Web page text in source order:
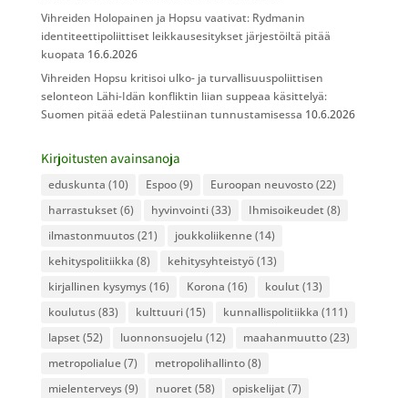
Vihreiden Holopainen ja Hopsu vaativat: Rydmanin
identiteettipoliittiset leikkausesitykset järjestöiltä pitää
kuopata 16.6.2026
Vihreiden Hopsu kritisoi ulko- ja turvallisuuspoliittisen
selonteon Lähi-Idän konfliktin liian suppeaa käsittelyä:
Suomen pitää edetä Palestiinan tunnustamisessa 10.6.2026
Kirjoitusten avainsanoja
eduskunta (10) Espoo(9) Euroopan neuvosto(22)
harrastukset (6) hyvinvointi(33) Ihmisoikeudet (8)
ilmastonmuutos(21) joukkoliikenne(14)
kehityspolitiikka (8) kehitysyhteistyö(13)
kirjallinen kysymys(16) Korona (16) koulut (13)
koulutus(83) kulttuuri(15) kunnallispolitiikka (111)
lapset (52) luonnonsuojelu (12) maahanmuutto(23)
metropolialue(7) metropolihallinto(8)
mielenterveys(9) nuoret (58) opiskelijat (7)